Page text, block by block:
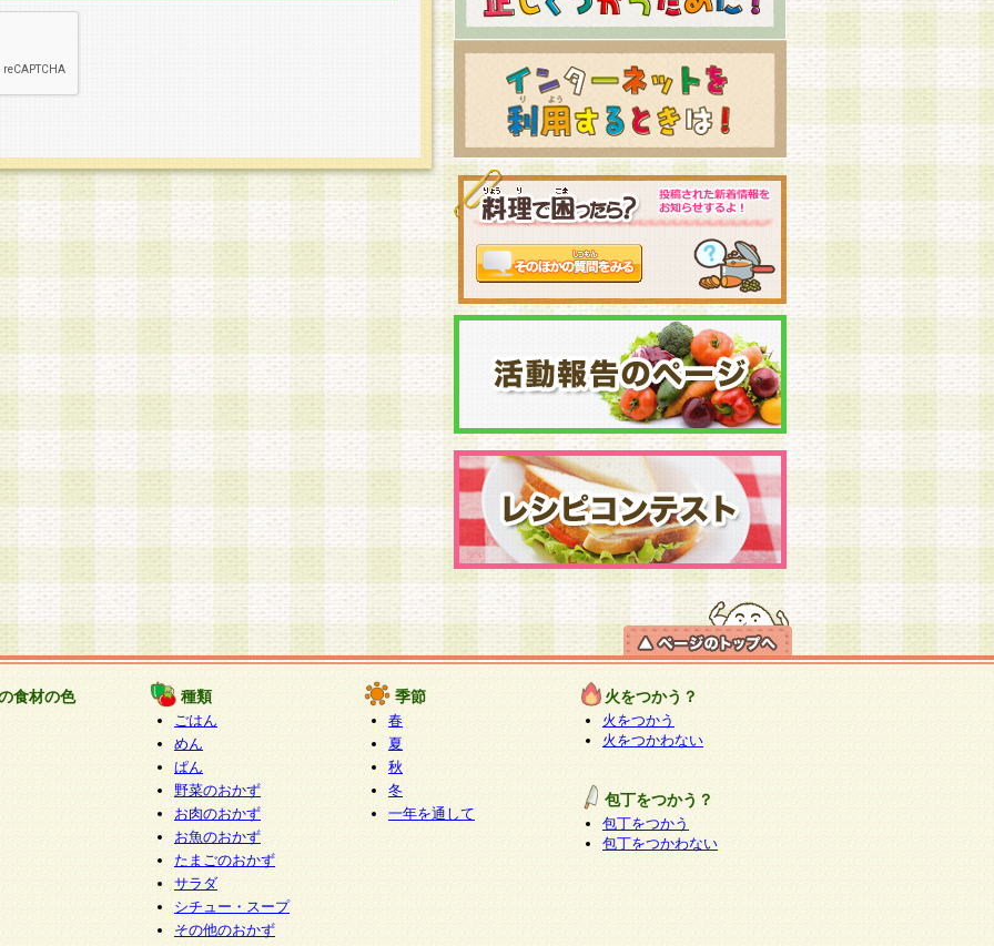
食材の色 種類
ごはん
めん
ぱん
野菜のおかず
お肉のおかず
お魚のおかず
たまごのおかず
サラダ
シチュー・スープ
その他のおかず
季節
春
夏
秋
冬
一年を通して
火をつかう？
火をつかう
火をつかわない
包丁をつかう？
包丁をつかう
包丁をつかわない